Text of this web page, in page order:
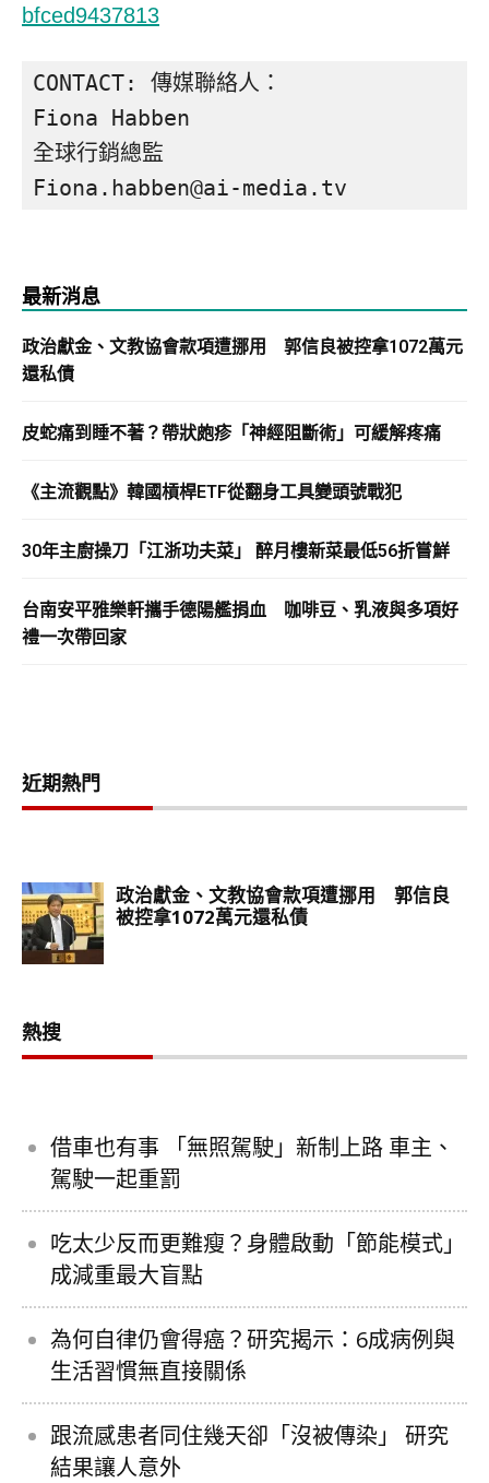
bfced9437813
CONTACT: 傳媒聯絡人：
Fiona Habben
全球行銷總監
Fiona.habben@ai-media.tv
最新消息
政治獻金、文教協會款項遭挪用 郭信良被控拿1072萬元
還私債
皮蛇痛到睡不著？帶狀皰疹「神經阻斷術」可緩解疼痛
《主流觀點》韓國槓桿ETF從翻身工具變頭號戰犯
30年主廚操刀「江浙功夫菜」 醉月樓新菜最低56折嘗鮮
台南安平雅樂軒攜手德陽艦捐血 咖啡豆、乳液與多項好
禮一次帶回家
近期熱門
熱搜
借車也有事 「無照駕駛」新制上路 車主、
駕駛一起重罰
吃太少反而更難瘦？身體啟動「節能模式」
成減重最大盲點
為何自律仍會得癌？研究揭示：6成病例與
生活習慣無直接關係
跟流感患者同住幾天卻「沒被傳染」 研究
結果讓人意外